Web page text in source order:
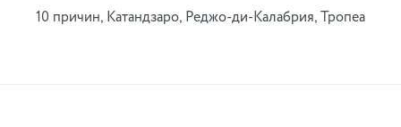
10 причин, Катандзаро, Реджо-ди-Калабрия,Тропеа